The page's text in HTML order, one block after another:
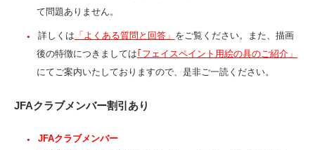
て問題ありません。
詳しくは 「よくある質問と回答」 をご覧ください。また、描画
後の特徴につきましては｢フェイスペイント用絵の具のご紹介」
にてご案内いたしておりますので、是非ご一読ください。
JFAクラブメンバー割引あり
JFAクラブメンバー